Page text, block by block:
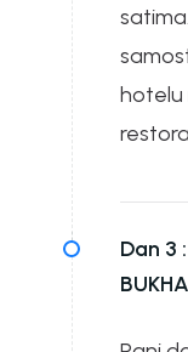
hotelu
Dan 3 :